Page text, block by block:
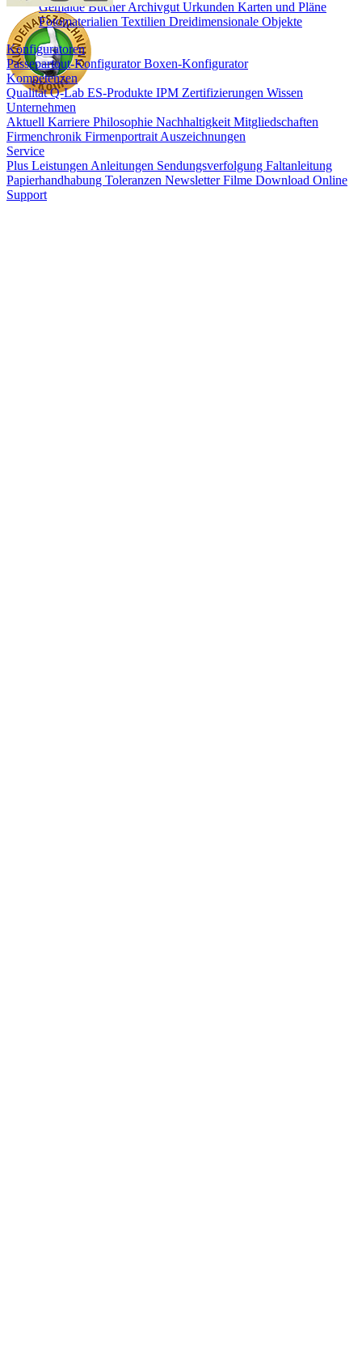
GemäldeBücherArchivgut Urkunden Karten und Pläne
Fotomaterialien Textilien Dreidimensionale Objekte
Konfiguratoren
Passepartout-KonfiguratorBoxen-Konfigurator
Kompetenzen
QualitätQ-Lab ES-Produkte IPM Zertifizierungen Wissen
Unternehmen
Aktuell Karriere Philosophie Nachhaltigkeit Mitgliedschaften
Firmenchronik Firmenportrait Auszeichnungen
Service
Plus Leistungen Anleitungen Sendungsverfolgung Faltanleitung
Papierhandhabung Toleranzen NewsletterFilme Download Online
Support